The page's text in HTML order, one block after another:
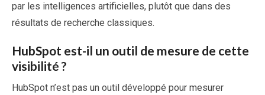
par les intelligences artificielles, plutôt que dans des
résultats de recherche classiques.
HubSpot est-il un outil de mesure de cette
visibilité ?
HubSpot n’est pas un outil développé pour mesurer